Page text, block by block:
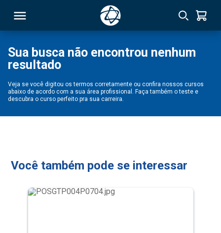
Sua busca não encontrou nenhum
resultado
Veja se você digitou os termos corretamente ou confira nossos cursos
abaixo de acordo com a sua área profissional. Faça também o teste e
descubra o curso perfeito pra sua carreira.
Você também pode se interessar